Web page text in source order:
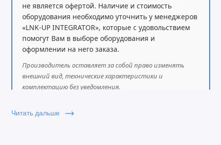
не является офертой. Наличие и стоимость
оборудования необходимо уточнить у менеджеров
«LNK-UP INTEGRATOR», которые с удовольствием
помогут Вам в выборе оборудования и
оформлении на него заказа.
Производитель оставляет за собой право изменять
внешний вид, технические характеристики и
комплектацию без уведомления.
Читать дальше